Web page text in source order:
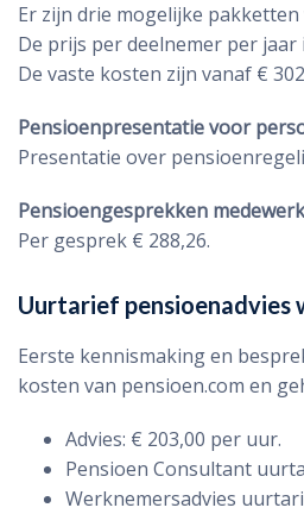
Er zijn drie mogelijke
De prijs per deelnemer per jaar
De vaste kosten zijn vanaf €
Pensioenpresentatie voor
Presentatie over
Pensioengesprekken
Per gesprek € 288,26.
Uurtarief pensioenadvies
Eerste kennismaking en
kosten van pensioen.com en
Advies: € 203,00 per uur.
Pensioen Consultant
Werknemersadvies